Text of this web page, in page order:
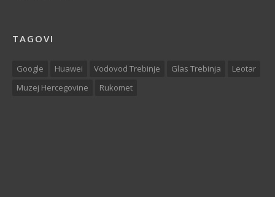
TAGOVI
Google Huawei Vodovod Trebinje Glas Trebinja
Leotar
Muzej Hercegovine
Rukomet